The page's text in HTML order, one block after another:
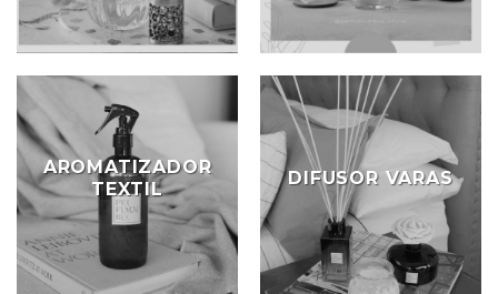
AROMATIZADOR
TEXTIL
DIFUSOR VARAS